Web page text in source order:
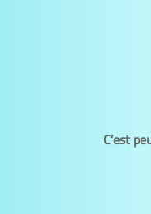
C’est